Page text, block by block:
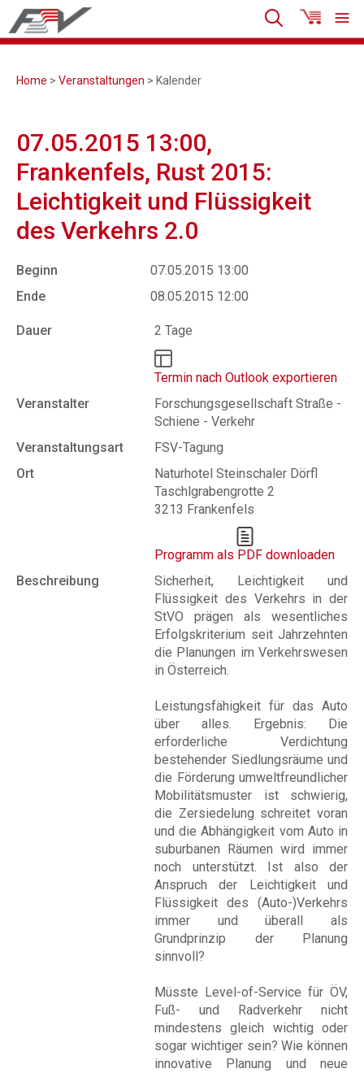
Home > Veranstaltungen > Kalender
07.05.2015 13:00,
Frankenfels, Rust 2015:
Leichtigkeit und Flüssigkeit
des Verkehrs 2.0
Beginn
07.05.2015 13:00
Ende
08.05.2015 12:00
Dauer 2 Tage
Termin nach Outlook exportieren
Veranstalter
Forschungsgesellschaft Straße -
Schiene - Verkehr
Veranstaltungsart
FSV-Tagung
Ort
Naturhotel Steinschaler Dörfl
Taschlgrabengrotte 2
3213 Frankenfels
Programm als PDF downloaden
Beschreibung
Sicherheit, Leichtigkeit und
Flüssigkeit des Verkehrs in der
StVO prägen als wesentliches
Erfolgskriterium seit Jahrzehnten
die Planungen im Verkehrswesen
in Österreich.
Leistungsfähigkeit für das Auto
über alles. Ergebnis: Die
erforderliche Verdichtung
bestehender Siedlungsräume und
die Förderung umweltfreundlicher
Mobilitätsmuster ist schwierig,
die Zersiedelung schreitet voran
und die Abhängigkeit vom Auto in
suburbanen Räumen wird immer
noch unterstützt. Ist also der
Anspruch der Leichtigkeit und
Flüssigkeit des (Auto-)Verkehrs
immer und überall als
Grundprinzip der Planung
sinnvoll?
Müsste Level-of-Service für ÖV,
Fuß- und Radverkehr nicht
mindestens gleich wichtig oder
sogar wichtiger sein? Wie können
innovative Planung und neue